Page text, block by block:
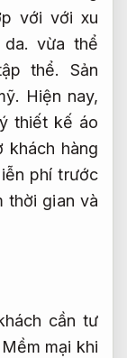
với với xu
vừa thể
thể. Sản
Hiện nay,
thiết kế áo
khách hàng
phí trước
thời gian và
cần tư
Mềm mại khi